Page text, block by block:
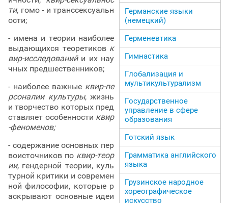
ти, гомо - и транссексуальн
ости;
- имена и теории наиболее
выдающихся теоретиков к
вир-исследованийи их нау
чных предшественников;
- наиболее важные квир-пе
рсоналии культуры, жизнь
и творчество которых пред
ставляет особенности квир
-феноменов;
- содержание основных пер
воисточников по квир-теор
ии, гендерной теории, куль
турной критики и современ
ной философии, которые р
аскрывают основные идеи
Германские языки
(немецкий)
Герменевтика
Гимнастика
Глобализация и
мультикультурализм
Государственное
управление в сфере
образования
Готский язык
Грамматика английского
языка
Грузинское народное
хореографическое
искусство